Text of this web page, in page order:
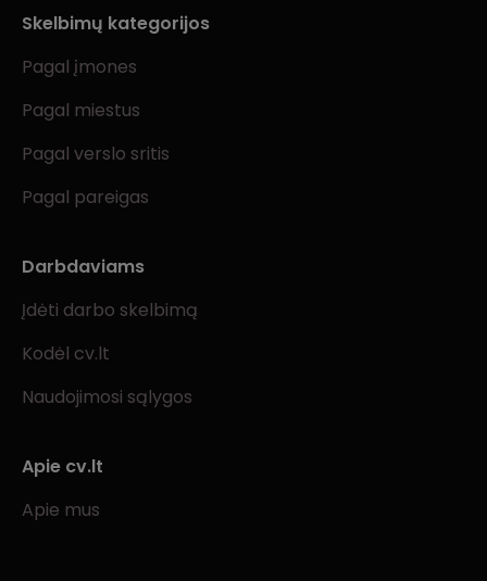
Skelbimų kategorijos
Pagal įmones
Pagal miestus
Pagal verslo sritis
Pagal pareigas
Darbdaviams
Įdėti darbo skelbimą
Kodėl cv.lt
Naudojimosi sąlygos
Apie cv.lt
Apie mus